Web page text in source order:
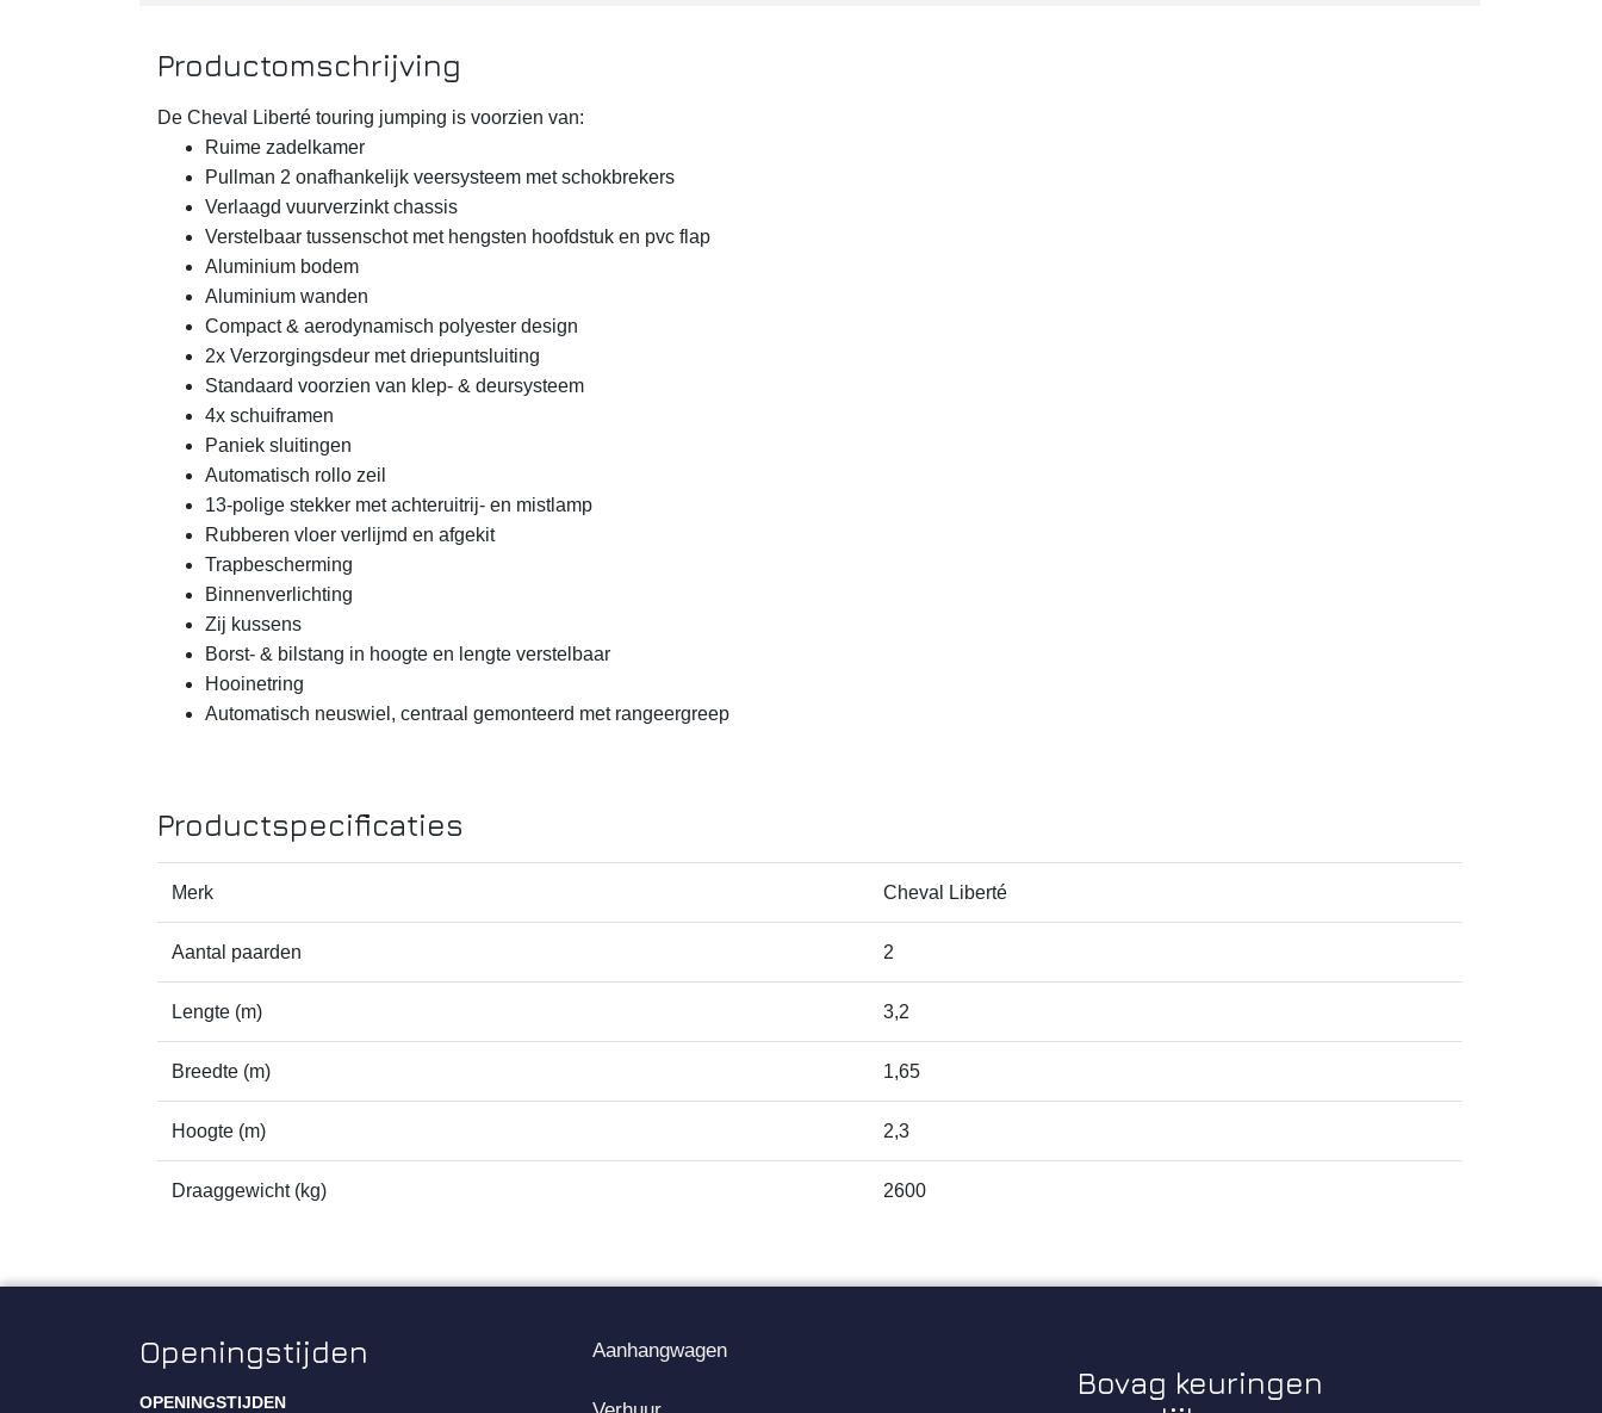
Productomschrijving
De Cheval Liberté touring jumping is voorzien van:
Ruime zadelkamer
Pullman 2 onafhankelijk veersysteem met schokbrekers
Verlaagd vuurverzinkt chassis
Verstelbaar tussenschot met hengsten hoofdstuk en pvc flap
Aluminium bodem
Aluminium wanden
Compact & aerodynamisch polyester design
2x Verzorgingsdeur met driepuntsluiting
Standaard voorzien van klep- & deursysteem
4x schuiframen
Paniek sluitingen
Automatisch rollo zeil
13-polige stekker met achteruitrij- en mistlamp
Rubberen vloer verlijmd en afgekit
Trapbescherming
Binnenverlichting
Zij kussens
Borst- & bilstang in hoogte en lengte verstelbaar
Hooinetring
Automatisch neuswiel, centraal gemonteerd met rangeergreep
Productspecificaties
Merk Cheval Liberté
Aantal paarden 2
Lengte (m) 3,2
Breedte (m) 1,65
Hoogte (m) 2,3
Draaggewicht (kg) 2600
Openingstijden
OPENINGSTIJDEN
Aanhangwagen
Bovag keuringen